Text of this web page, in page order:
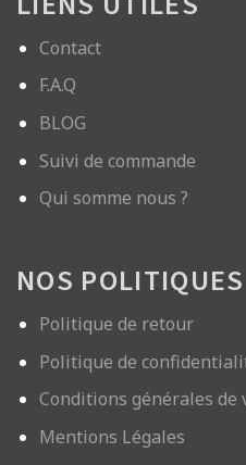
Contact
F.A.Q
BLOG
Suivi de commande
Qui somme nous ?
NOS
Politique de retour
Politique de
Conditions générales de
Mentions Légales